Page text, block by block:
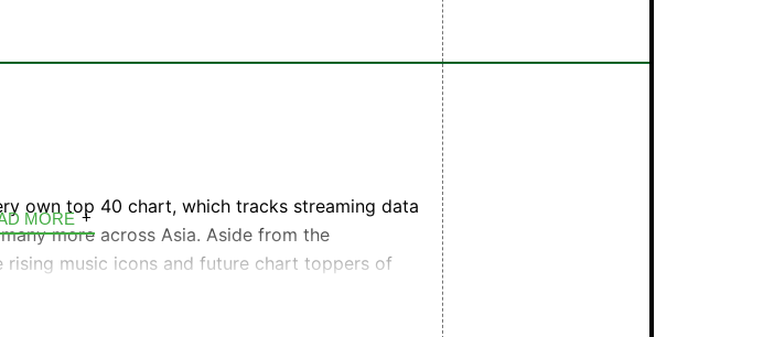
好家チームがお届けする、アジアのビッグヒット
own top 40 chart, which tracks streaming data
more across Asia. Aside from the
rising music icons and future chart toppers of
MORE